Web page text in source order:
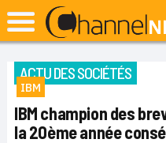
ACTU DES SOCIÉTÉS
IBM
IBM champion des
la 20ème année